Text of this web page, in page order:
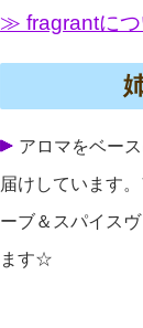
≫ fragrantにつ
アロマをベー
届けしています
ーブ＆スパイス
ます☆